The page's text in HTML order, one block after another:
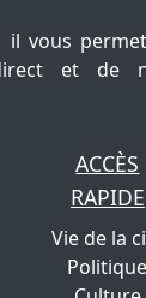
il vous
et de
ACCÈS
RAPIDE
Vie de la
Politique